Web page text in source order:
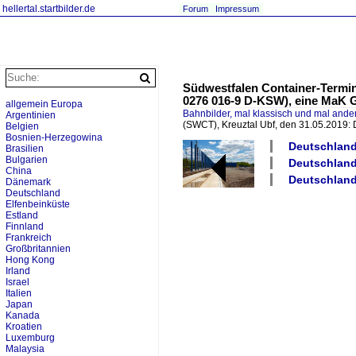
hellertal.startbilder.de Forum Impressum
Südwestfalen Container-
0276 016-9 D-KSW), eine MaK
Bahnbilder, mal klassisch und mal
(SWCT), Kreuztal Ubf, den 31.05.2019:
allgemein Europa
Argentinien
Belgien
Bosnien-Herzegowina
Brasilien
Bulgarien
China
Dänemark
Deutschland
Elfenbeinküste
Estland
Finnland
Frankreich
Großbritannien
Hong Kong
Irland
Israel
Italien
Japan
Kanada
Kroatien
Luxemburg
Malaysia